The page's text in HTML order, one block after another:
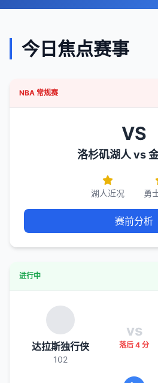
今日焦点赛事
NBA 常规赛
VS
洛杉矶湖人 vs
湖人近况 勇
赛前分析
进行中
达拉斯独行侠
102
vs
落后 4 分